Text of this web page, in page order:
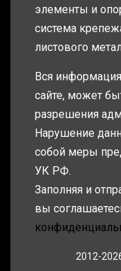
элементы и
система
листового
Вся
сайте, может
разрешения
Нарушение
собой меры
УК РФ.
Заполняя и
вы
2012-